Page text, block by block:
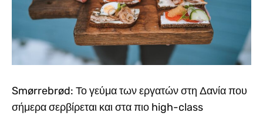
Smørrebrød: Το γεύμα των εργατών στη Δανία που
σήμερα σερβίρεται και στα πιο high-class